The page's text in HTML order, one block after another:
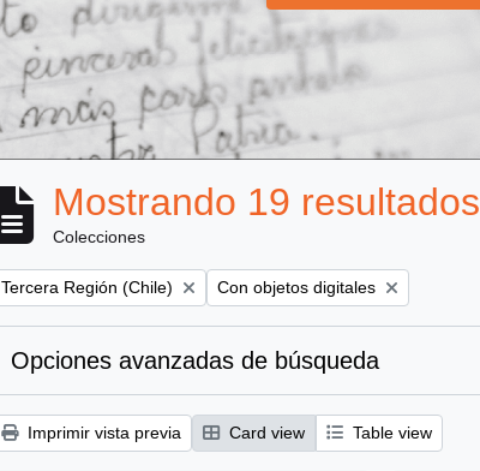
Mostrando 19 resultados
Colecciones
Remove filter:
Tercera Región (Chile) Remove filter:
Con objetos digitales
Opciones avanzadas de búsqueda
Imprimir vista previa Card view Table view